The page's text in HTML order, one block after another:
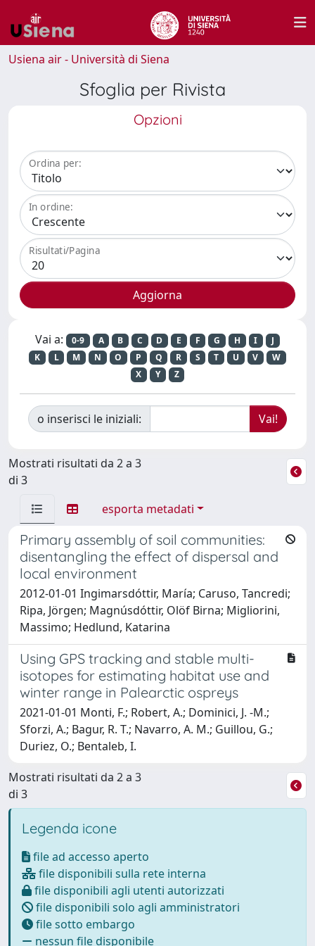
Usiena air - Università di Siena
Sfoglia per Rivista
Opzioni
Ordina per:
In ordine:
Risultati/Pagina
Vai a: 0-9 A B C D E F G H I
J
K
L M N O P Q R S T U V
W
X
Y Z
o inserisci le iniziali:
Mostrati risultati da 2 a 3
di 3
esporta metadati
Primary assembly of soil communities:
disentangling the effect of dispersal and
local environment
2012-01-01 Ingimarsdóttir, María; Caruso, Tancredi;
Ripa, Jörgen; Magnúsdóttir, Olöf Birna; Migliorini,
Massimo; Hedlund, Katarina
Using GPS tracking and stable multi-
isotopes for estimating habitat use and
winter range in Palearctic ospreys
2021-01-01 Monti, F.; Robert, A.; Dominici, J. -M.;
Sforzi, A.; Bagur, R. T.; Navarro, A. M.; Guillou, G.;
Duriez, O.; Bentaleb, I.
Mostrati risultati da 2 a 3
di 3
Legenda icone
file ad accesso aperto
file disponibili sulla rete interna
file disponibili agli utenti autorizzati
file disponibili solo agli amministratori
file sotto embargo
nessun file disponibile